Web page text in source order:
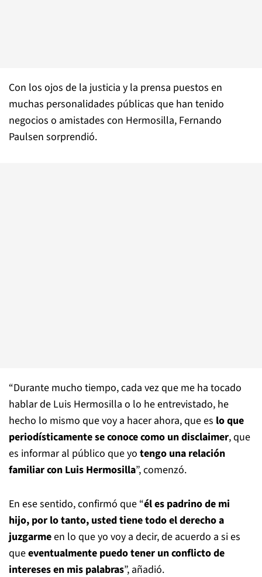
Con los ojos de la justicia y la prensa puestos en
muchas personalidades públicas que han tenido
negocios o amistades con Hermosilla, Fernando
Paulsen sorprendió.
“Durante mucho tiempo, cada vez que me ha tocado
hablar de Luis Hermosilla o lo he entrevistado, he
hecho lo mismo que voy a hacer ahora, que es lo que
periodísticamente se conoce como un disclaimer, que
es informar al público que yo tengo una relación
familiar con Luis Hermosilla”, comenzó.
En ese sentido, confirmó que “él es padrino de mi
hijo, por lo tanto, usted tiene todo el derecho a
juzgarmeen lo que yo voy a decir, de acuerdo a si es
queeventualmente puedo tener un conflicto de
intereses en mis palabras”, añadió.